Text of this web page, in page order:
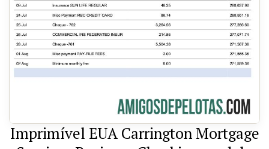
Imprimível EUA Carrington Mortgage